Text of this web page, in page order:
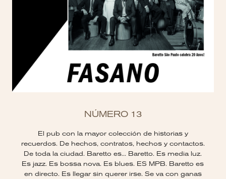
NÚMERO 13
El pub con la mayor colección de historias y
recuerdos. De hechos, contratos, hechos y contactos.
De toda la ciudad. Baretto es... Baretto. Es media luz.
Es jazz. Es bossa nova. Es blues. ES MPB. Baretto es
en directo. Es llegar sin querer irse. Se va con ganas